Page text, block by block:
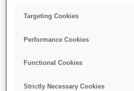
UltraChrome
Targeting Cookies
Performance Cookies
Functional Cookies
Strictly Necessary Cookies